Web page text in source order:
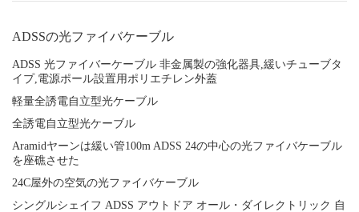
ADSSの光ファイバケーブル
ADSS 光ファイバーケーブル 非金属製の強化器具,緩いチューブタ
イプ,電源ポール設置用ポリエチレン外蓋
軽量全誘電自立型光ケーブル
全誘電自立型光ケーブル
Aramidヤーンは緩い管100m ADSS 24の中心の光ファイバケーブル
を座礁させた
24C屋外の空気の光ファイバケーブル
シングルシェイフ ADSS アウトドア オール・ダイレクトリック 自